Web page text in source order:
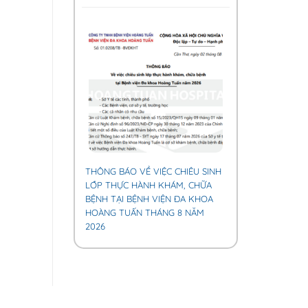
THÔNG BÁO VỀ VIỆC CHIÊU SINH
LỚP THỰC HÀNH KHÁM, CHỮA
BỆNH TẠI BỆNH VIỆN ĐA KHOA
HOÀNG TUẤN THÁNG 8 NĂM
2026